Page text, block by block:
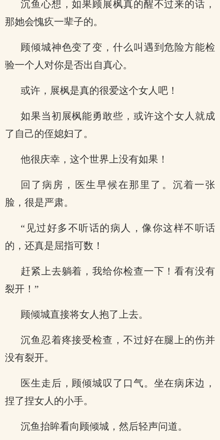
沉鱼心想，如果顾展枫真的醒不过来的话，
那她会愧疚一辈子的。
顾倾城神色变了变，什么叫遇到危险方能检
验一个人对你是否出自真心。
或许，展枫是真的很爱这个女人吧！
如果当初展枫能勇敢些，或许这个女人就成
了自己的侄媳妇了。
他很庆幸，这个世界上没有如果！
回了病房，医生早候在那里了。沉着一张
脸，很是严肃。
“见过好多不听话的病人，像你这样不听话
的，还真是屈指可数！
赶紧上去躺着，我给你检查一下！看有没有
裂开！”
顾倾城直接将女人抱了上去。
沉鱼忍着疼接受检查，不过好在腿上的伤并
没有裂开。
医生走后，顾倾城叹了口气。坐在病床边，
捏了捏女人的小手。
沉鱼抬眸看向顾倾城，然后轻声问道。